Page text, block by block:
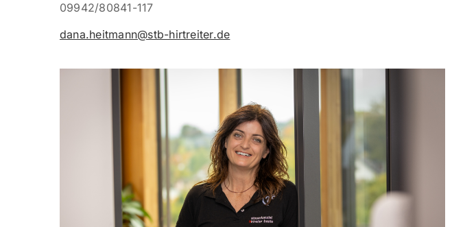
09942/80841-117
dana.heitmann@stb-hirtreiter.de